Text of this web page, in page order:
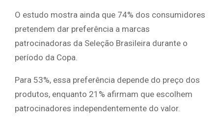
O estudo mostra ainda que 74% dos consumidores
pretendem dar preferência a marcas
patrocinadoras da Seleção Brasileira durante o
período da Copa.
Para 53%, essa preferência depende do preço dos
produtos, enquanto 21% afirmam que escolhem
patrocinadores independentemente do valor.